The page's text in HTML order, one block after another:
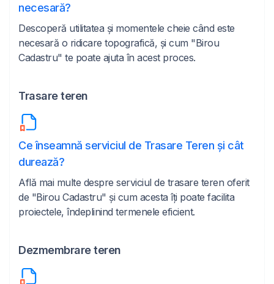
necesară?
Descoperă utilitatea și momentele cheie când este
necesară o ridicare topografică, și cum "Birou
Cadastru" te poate ajuta în acest proces.
Trasare teren
Ce înseamnă serviciul de Trasare Teren și cât
durează?
Află mai multe despre serviciul de trasare teren oferit
de "Birou Cadastru" și cum acesta îți poate facilita
proiectele, îndeplinind termenele eficient.
Dezmembrare teren